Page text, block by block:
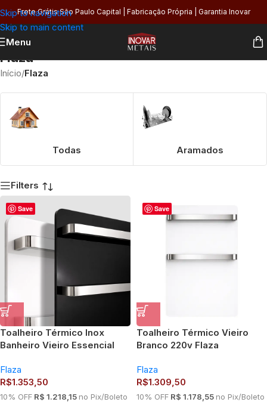
Skip to navigation
Skip to main content
Frete Grátis São Paulo Capital | Fabricação Própria | Garantia Inovar
Menu
Flaza
Início/Flaza
Todas Aramados
Filters
Save
Toalheiro Térmico Inox
Banheiro Vieiro Essencial
Flaza
R$1.353,50
10% OFF R$ 1.218,15 no Pix/Boleto
Save
Toalheiro Térmico Vieiro
Branco 220v Flaza
Flaza
R$1.309,50
10% OFF R$ 1.178,55 no Pix/Boleto